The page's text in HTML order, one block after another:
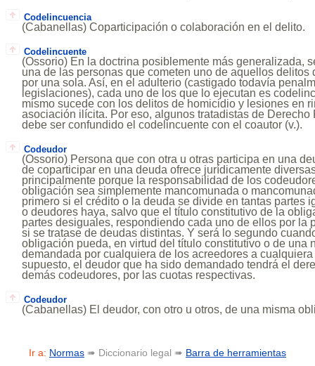
Codelincuencia
(Cabanellas) Coparticipación o colaboración en el delito.
Codelincuente
(Ossorio) En la doctrina posiblemente más generalizada,
una de las personas que cometen uno de aquellos
por una sola. Así, en el adulterio (castigado todavía
legislaciones), cada uno de los que lo ejecutan es
mismo sucede con los delitos de homicidio y lesiones en
asociación ilícita. Por eso, algunos tratadistas de Derecho
debe ser confundido el codelincuente con el coautor (v.).
Codeudor
(Ossorio) Persona que con otra u otras participa en una
de coparticipar en una deuda ofrece jurídicamente
principalmente porque la responsabilidad de los
obligación sea simplemente mancomunada o
primero si el crédito o la deuda se divide en tantas partes
o deudores haya, salvo que el título constitutivo de la
partes desiguales, respondiendo cada uno de ellos por la
si se tratase de deudas distintas. Y será lo segundo
obligación pueda, en virtud del título constitutivo o de una
demandada por cualquiera de los acreedores a
supuesto, el deudor que ha sido demandado tendrá el
demás codeudores, por las cuotas respectivas.
Codeudor
(Cabanellas) El deudor, con otro u otros, de una misma
Ir a: Normas ➠ Diccionario legal ➠ Barra de herramientas